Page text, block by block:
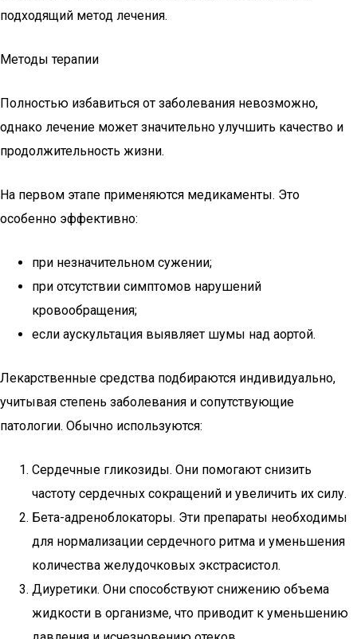
подходящий метод лечения.
Методы терапии
Полностью избавиться от заболевания невозможно,
однако лечение может значительно улучшить качество и
продолжительность жизни.
На первом этапе применяются медикаменты. Это
особенно эффективно:
при незначительном сужении;
при отсутствии симптомов нарушений
кровообращения;
если аускультация выявляет шумы над аортой.
Лекарственные средства подбираются индивидуально,
учитывая степень заболевания и сопутствующие
патологии. Обычно используются:
Сердечные гликозиды. Они помогают снизить
частоту сердечных сокращений и увеличить их силу.
Бета-адреноблокаторы. Эти препараты необходимы
для нормализации сердечного ритма и уменьшения
количества желудочковых экстрасистол.
Диуретики. Они способствуют снижению объема
жидкости в организме, что приводит к уменьшению